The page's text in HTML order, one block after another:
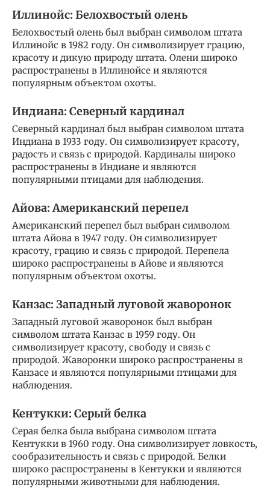
Иллинойс: Белохвостый олень
Белохвостый олень был выбран символом штата
Иллинойс в 1982 году. Он символизирует грацию,
красоту и дикую природу штата. Олени широко
распространены в Иллинойсе и являются
популярным объектом охоты.
Индиана: Северный кардинал
Северный кардинал был выбран символом штата
Индиана в 1933 году. Он символизирует красоту,
радость и связь с природой. Кардиналы широко
распространены в Индиане и являются
популярными птицами для наблюдения.
Айова: Американский перепел
Американский перепел был выбран символом
штата Айова в 1947 году. Он символизирует
красоту, грацию и связь с природой. Перепела
широко распространены в Айове и являются
популярным объектом охоты.
Канзас: Западный луговой жаворонок
Западный луговой жаворонок был выбран
символом штата Канзас в 1959 году. Он
символизирует красоту, свободу и связь с
природой. Жаворонки широко распространены в
Канзасе и являются популярными птицами для
наблюдения.
Кентукки: Серый белка
Серая белка была выбрана символом штата
Кентукки в 1960 году. Она символизирует ловкость,
сообразительность и связь с природой. Белки
широко распространены в Кентукки и являются
популярными животными для наблюдения.